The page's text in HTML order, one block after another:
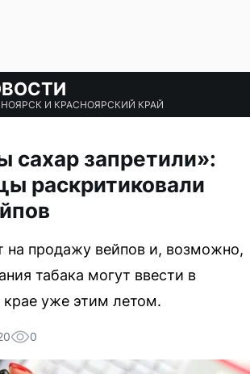
И КРАСНОЯРСКИЙ КРАЙ
сахар запретили»:
раскритиковали
на продажу вейпов и, возможно,
табака могут ввести в
уже этим летом.
0